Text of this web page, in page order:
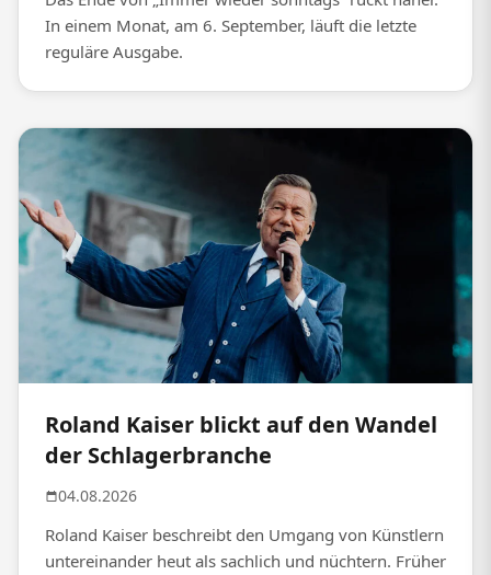
In einem Monat, am 6. September, läuft die letzte
reguläre Ausgabe.
Roland Kaiser blickt auf den Wandel
der Schlagerbranche
04.08.2026
Roland Kaiser beschreibt den Umgang von Künstlern
untereinander heut als sachlich und nüchtern. Früher